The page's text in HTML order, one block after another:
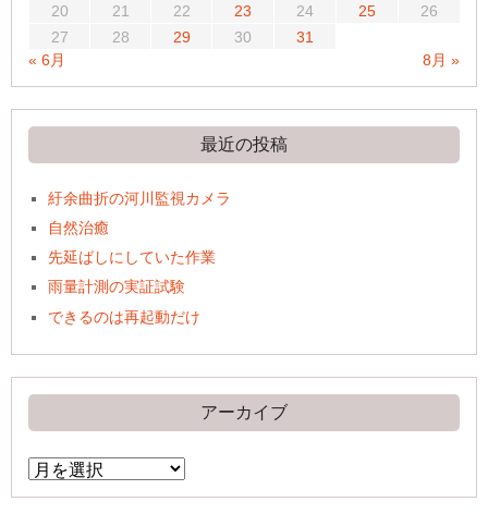
20
21 22 23 24 25
26
27
28 29 30
31
« 6月
8月 »
最近の投稿
紆余曲折の河川監視カメラ
自然治癒
先延ばしにしていた作業
雨量計測の実証試験
できるのは再起動だけ
アーカイブ
ア
ー